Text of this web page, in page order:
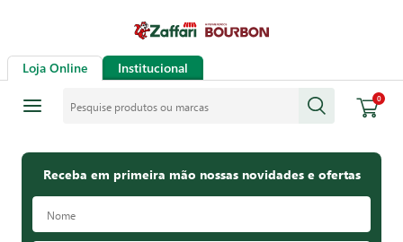
Loja Online Institucional
0
Receba em primeira mão nossas novidades e ofertas